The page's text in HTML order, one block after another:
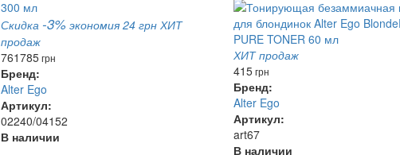
Скидка -3% экономия 24 грн ХИТ
продаж
761785грн
Бренд:
Alter Ego
Артикул:
02240/04152
В наличии
ХИТ продаж
415грн
Бренд:
Alter Ego
Артикул:
art67
В наличии